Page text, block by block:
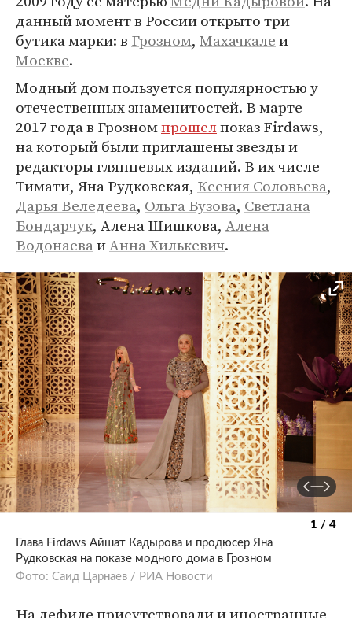
данный момент в России открыто три
бутика марки: в Грозном, Махачкалеи
Москве.
Модный дом пользуется популярностью у
отечественных знаменитостей. В марте
2017 года в Грозномпрошелпоказ Firdaws,
на который были приглашены звезды и
редакторы глянцевых изданий. В их числе
Тимати, Яна Рудковская, Ксения Соловьева,
Дарья Веледеева, Ольга Бузова, Светлана
Бондарчук, Алена Шишкова, Алена
ВодонаеваиАнна Хилькевич.
1 / 4
Глава Firdaws Айшат Кадырова и продюсер Яна
Рудковская на показе модного дома в Грозном
Фото: Саид Царнаев / РИА Новости